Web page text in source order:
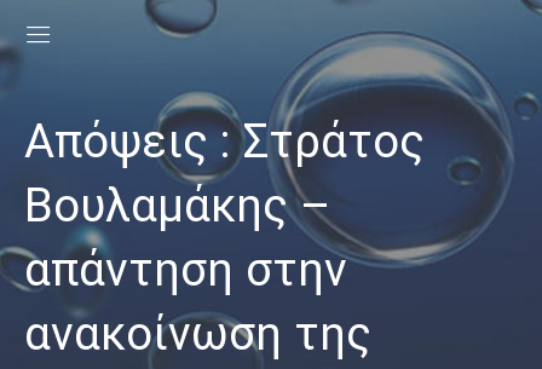
Απόψεις : Στράτος
Βουλαμάκης –
απάντηση στην
ανακοίνωση της